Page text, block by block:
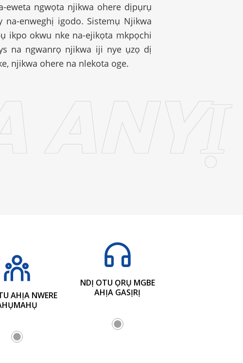
eweta ngwọta njikwa ohere dịpụrụ
na-enweghị igodo. Sistemụ Njikwa
ikpo okwu nke na-ejikọta mkpọchi
na ngwanrọ njikwa iji nye ụzọ dị
njikwa ohere na nlekota oge.
ANYỊ
AHỊA NWERE
NDỊ OTU ỌRỤ MGBE
AHỊA GASỊRỊ